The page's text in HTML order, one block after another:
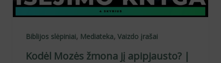
Biblijos slėpiniai, Mediateka, Vaizdo įrašai
Kodėl Mozės žmona jį apipjausto? |